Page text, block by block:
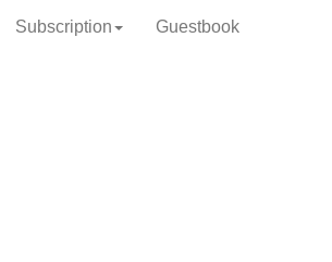
Subscription Guestbook